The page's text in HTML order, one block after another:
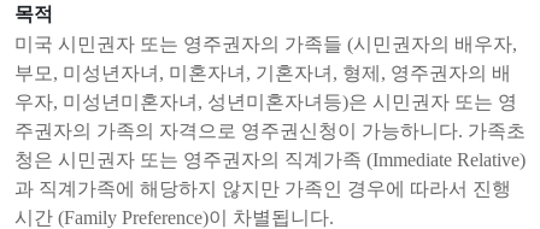
목적
미국 시민권자 또는 영주권자의 가족들 (시민권자의 배우자,
부모, 미성년자녀, 미혼자녀, 기혼자녀, 형제, 영주권자의 배
우자, 미성년미혼자녀, 성년미혼자녀등)은 시민권자 또는 영
주권자의 가족의 자격으로 영주권신청이 가능하니다. 가족초
청은 시민권자 또는 영주권자의 직계가족 (Immediate Relative)
과 직계가족에 해당하지 않지만 가족인 경우에 따라서 진행
시간 (Family Preference)이 차별됩니다.